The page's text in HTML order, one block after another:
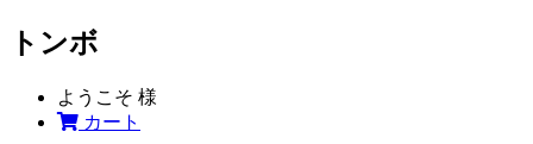
トンボ
ようこそ 様
カート